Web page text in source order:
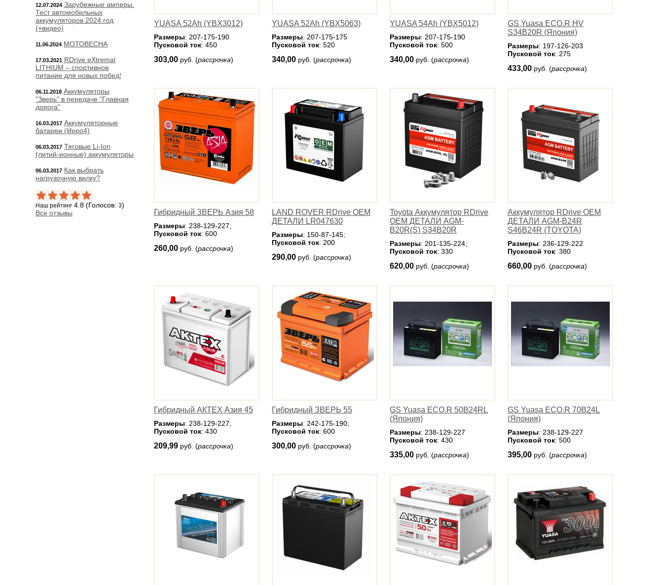
YUASA 52Ah (YBX3012)
Размеры: 207-175-190
Пусковой ток: 450
303,00 руб. (рассрочка)
YUASA 52Ah (YBX5063)
Размеры: 207-175-175
Пусковой ток: 520
340,00 руб. (рассрочка)
YUASA 54Ah (YBX5012)
Размеры: 207-175-190
Пусковой ток: 500
340,00 руб. (рассрочка)
GS Yuasa ECO.R HV
S34B20R (Япония)
Размеры: 197-126-203
Пусковой ток: 275
433,00 руб. (рассрочка)
Гибридный ЗВЕРЬ Азия 58
Размеры: 238-129-227;
Пусковой ток: 600
260,00 руб. (рассрочка)
LAND ROVER RDrive OEM
ДЕТАЛИ LR047630
Размеры: 150-87-145;
Пусковой ток: 200
290,00 руб. (рассрочка)
Toyota Аккумулятор RDrive
OEM ДЕТАЛИ AGM-
B20R(S) S34B20R
Размеры: 201-135-224;
Пусковой ток: 330
620,00 руб. (рассрочка)
Аккумулятор RDrive OEM
ДЕТАЛИ AGM-B24R
S46B24R (TOYOTA)
Размеры: 236-129-222
Пусковой ток: 380
660,00 руб. (рассрочка)
Гибридный АКТЕХ Азия 45
Размеры: 238-129-227;
Пусковой ток: 430
209,99 руб. (рассрочка)
Гибридный ЗВЕРЬ 55
Размеры: 242-175-190;
Пусковой ток: 600
300,00 руб. (рассрочка)
GS Yuasa ECO.R 50B24RL
(Япония)
Размеры: 238-129-227
Пусковой ток: 430
335,00 руб. (рассрочка)
GS Yuasa ECO.R 70B24L
(Япония)
Размеры: 238-129-227
Пусковой ток: 500
395,00 руб. (рассрочка)
12.07.2024 Зарубежные амперы.
Тест автомобильных
аккумуляторов 2024 год
(+видео)
11.06.2024 МОТОВЕСНА
17.03.2021 RDrive eXtremal
LITHIUM – спортивное
питание для новых побед!
06.11.2018 Аккумуляторы
"Зверь" в передаче "Главная
дорога"
16.03.2017 Аккумуляторные
батареи (lifepo4)
06.03.2017 Тяговые Li-Ion
(литий-ионные) аккумуляторы
06.03.2017 Как выбрать
нагрузочную вилку?
Наш рейтинг 4.8 (Голосов: 3)
Все отзывы